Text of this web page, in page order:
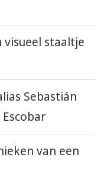
visueel staaltje
Sebastián
van een